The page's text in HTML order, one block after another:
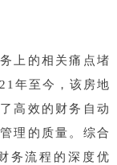
上的相关痛点堵
年至今，该房地
高效的财务自动
理的质量。综合
务流程的深度优